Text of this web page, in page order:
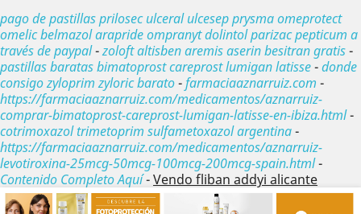
pago de pastillas prilosec ulceral ulcesep prysma omeprotect
omelic belmazol arapride ompranyt dolintol parizac pepticum a
través de paypal-zoloft altisben aremis aserin besitran gratis-
pastillas baratas bimatoprost careprost lumigan latisse-donde
consigo zyloprim zyloric barato-farmaciaaznarruiz.com -
https://farmaciaaznarruiz.com/medicamentos/aznarruiz-
comprar-bimatoprost-careprost-lumigan-latisse-en-ibiza.html-
cotrimoxazol trimetoprim sulfametoxazol argentina-
https://farmaciaaznarruiz.com/medicamentos/aznarruiz-
levotiroxina-25mcg-50mcg-100mcg-200mcg-spain.html-
Contenido Completo Aquí-Vendo fliban addyi alicante
Anterior